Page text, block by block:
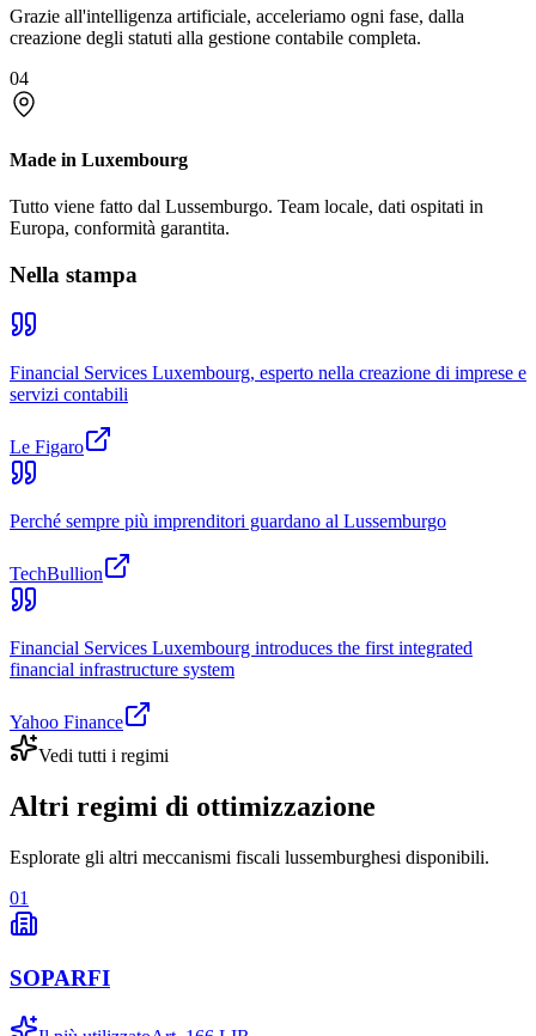
Grazie all'intelligenza artificiale, acceleriamo ogni fase, dalla
creazione degli statuti alla gestione contabile completa.
04
Made in Luxembourg
Tutto viene fatto dal Lussemburgo. Team locale, dati ospitati in
Europa, conformità garantita.
Nella stampa
Financial Services Luxembourg, esperto nella creazione di imprese e
servizi contabili
Le Figaro
Perché sempre più imprenditori guardano al Lussemburgo
TechBullion
Financial Services Luxembourg introduces the first integrated
financial infrastructure system
Yahoo Finance
Vedi tutti i regimi
Altri regimi di ottimizzazione
Esplorate gli altri meccanismi fiscali lussemburghesi disponibili.
01
SOPARFI